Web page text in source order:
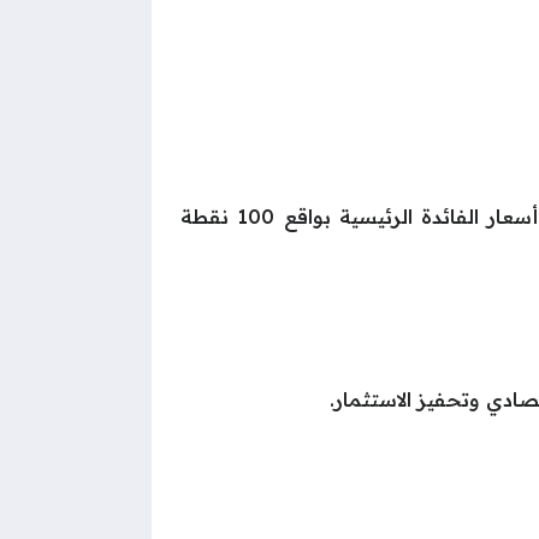
وفي سياق متصل، قررت لجنة السياسة النقدية بالبنك المركزي المصري، في اجتماعها الأخير، خفض أسعار الفائدة الرئيسية بواقع 100 نقطة